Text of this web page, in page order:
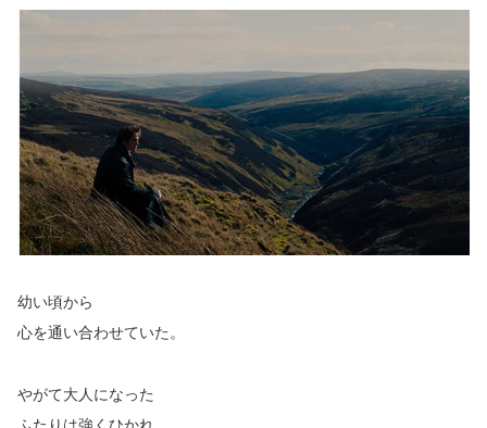
幼い頃から
心を通い合わせていた。
やがて大人になった
ふたりは強くひかれ、